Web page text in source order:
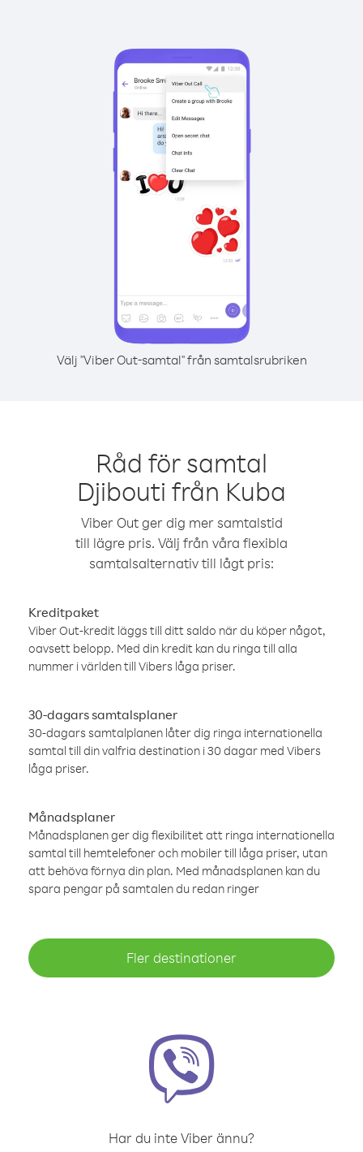
Välj "Viber Out-samtal" från samtalsrubriken
Råd för samtal
Djibouti från Kuba
Viber Out ger dig mer samtalstid
till lägre pris. Välj från våra flexibla
samtalsalternativ till lågt pris:
Kreditpaket
Viber Out-kredit läggs till ditt saldo när du köper något,
oavsett belopp. Med din kredit kan du ringa till alla
nummer i världen till Vibers låga priser.
30-dagars samtalsplaner
30-dagars samtalplanen låter dig ringa internationella
samtal till din valfria destination i 30 dagar med Vibers
låga priser.
Månadsplaner
Månadsplanen ger dig flexibilitet att ringa internationella
samtal till hemtelefoner och mobiler till låga priser, utan
att behöva förnya din plan. Med månadsplanen kan du
spara pengar på samtalen du redan ringer
Fler destinationer
Har du inte Viber ännu?